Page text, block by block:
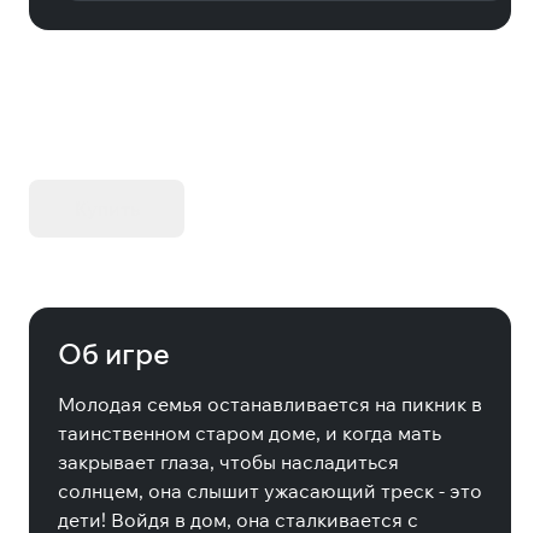
Об игре
Молодая семья останавливается на пикник в
таинственном старом доме, и когда мать
закрывает глаза, чтобы насладиться
солнцем, она слышит ужасающий треск - это
дети! Войдя в дом, она сталкивается с